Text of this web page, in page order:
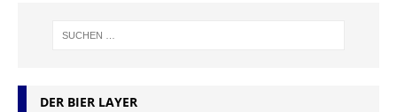
DER BIER LAYER